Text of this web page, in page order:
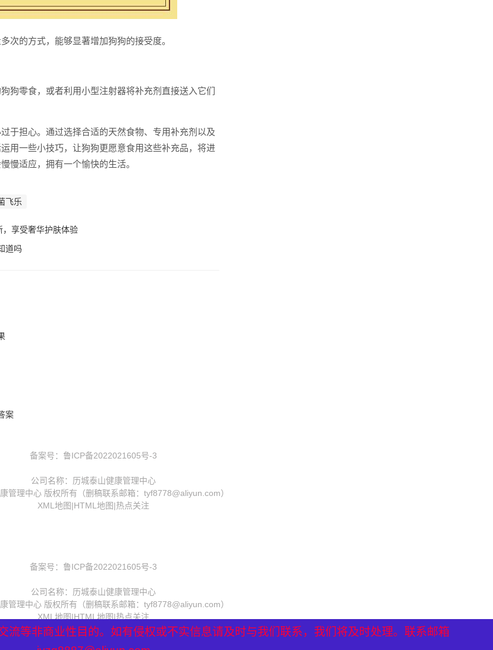
次的方式，能够显著增加狗狗的接受度。
狗零食，或者利用小型注射器将补充剂直接送入它们
于担心。通过选择合适的天然食物、专用补充剂以及
用一些小技巧，让狗狗更愿意食用这些补充品，将进
慢适应，拥有一个愉快的生活。
飞乐
享受奢华护肤体验
道吗
案
备案号： 鲁ICP备2022021605号-3
公司名称：历城泰山健康管理中心
管理中心 版权所有（删稿联系邮箱：tyf8778@aliyun.com）
XML地图|HTML地图|热点关注
流等非商业性目的。如有侵权或不实信息请及时与我们联系，我们将及时处理。联系邮箱
流等非商业性目的。如有侵权或不实信息请及时与我们联系，我们将及时处理。联系邮箱
备案号： 鲁ICP备2022021605号-3
公司名称：历城泰山健康管理中心
管理中心 版权所有（删稿联系邮箱：tyf8778@aliyun.com）
XML地图|HTML地图|热点关注
流等非商业性目的。如有侵权或不实信息请及时与我们联系，我们将及时处理。联系邮箱